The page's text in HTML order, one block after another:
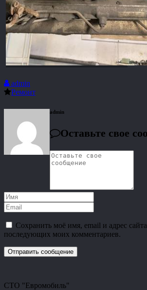
admin
Ремонт
admin
Оставьте свое
Сохранить моё имя, email и адрес
последующих моих комментариев.
СТО "Евромобиль"